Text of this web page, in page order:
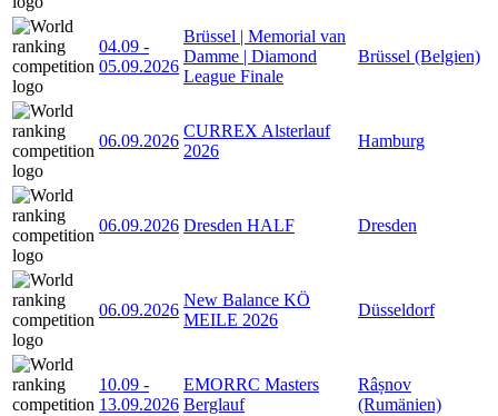
04.09 -
05.09.2026
Brüssel | Memorial van
Damme | Diamond
League Finale
Brüssel (Belgien)
06.09.2026
CURREX Alsterlauf
2026
Hamburg
06.09.2026 Dresden HALF Dresden
06.09.2026
New Balance KÖ
MEILE 2026
Düsseldorf
10.09 -
13.09.2026
EMORRC Masters
Berglauf
Râșnov
(Rumänien)